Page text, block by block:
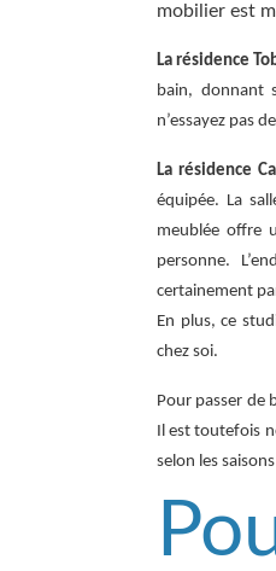
mobilier est
La résidence
bain, donnant
n’essayez pas
La résidence
équipée. La
meublée offre
personne.
certainement
En plus, ce
chez soi.
Pour passer de
Il est toutefois
selon les